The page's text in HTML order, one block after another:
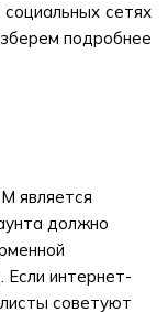
сетях
подробнее
является
должно
Если интернет-
советуют